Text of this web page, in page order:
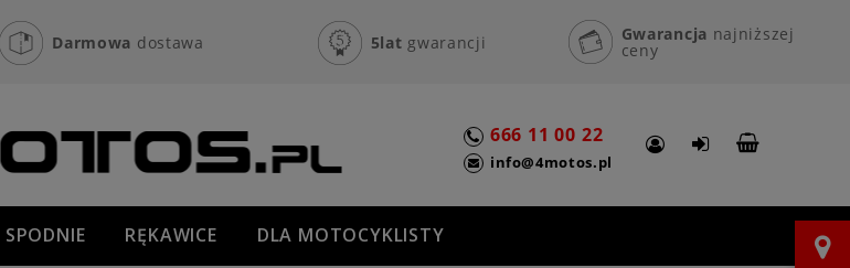
Darmowa dostawa 5lat gwarancji Gwarancja najniższej
ceny
666 11 00 22
info@4motos.pl
SPODNIE RĘKAWICE DLA MOTOCYKLISTY